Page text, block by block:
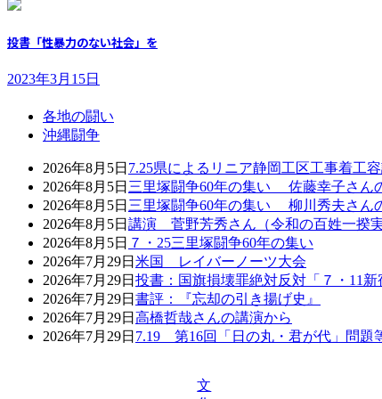
投書「性暴力のない社会」を
2023年3月15日
各地の闘い
沖縄闘争
2026年8月5日 7.25県によるリニア静岡工区工事着工
2026年8月5日 三里塚闘争60年の集い 佐藤幸子さん
2026年8月5日 三里塚闘争60年の集い 柳川秀夫さん
2026年8月5日 講演 菅野芳秀さん（令和の百姓一揆実
2026年8月5日 ７・25三里塚闘争60年の集い
2026年7月29日 米国 レイバーノーツ大会
2026年7月29日 投書：国旗損壊罪絶対反対「７・11
2026年7月29日 書評：『忘却の引き揚げ史』
2026年7月29日 高橋哲哉さんの講演から
2026年7月29日 7.19 第16回「日の丸・君が代」問題
文